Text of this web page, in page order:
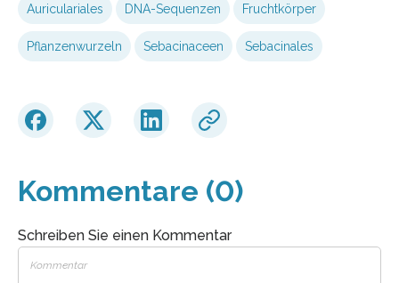
Auriculariales DNA-Sequenzen Fruchtkörper
Pflanzenwurzeln Sebacinaceen Sebacinales
Kommentare (0)
Schreiben Sie einen Kommentar